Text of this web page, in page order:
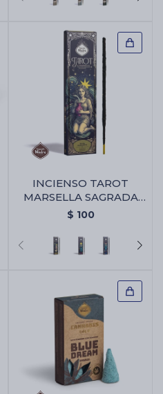
INCIENSO TAROT
MARSELLA SAGRADA
MADRE X6 -
$ 100